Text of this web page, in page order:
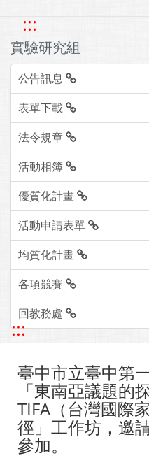
:::
實驗研究組
公告訊息
表單下載
法令規章
活動相簿
優質化計畫
活動申請表單
均質化計畫
各項競賽
回教務處
:::
臺中市立臺中第
「東南亞議題的
TIFA（台灣國際
徑」工作坊，邀
參加。